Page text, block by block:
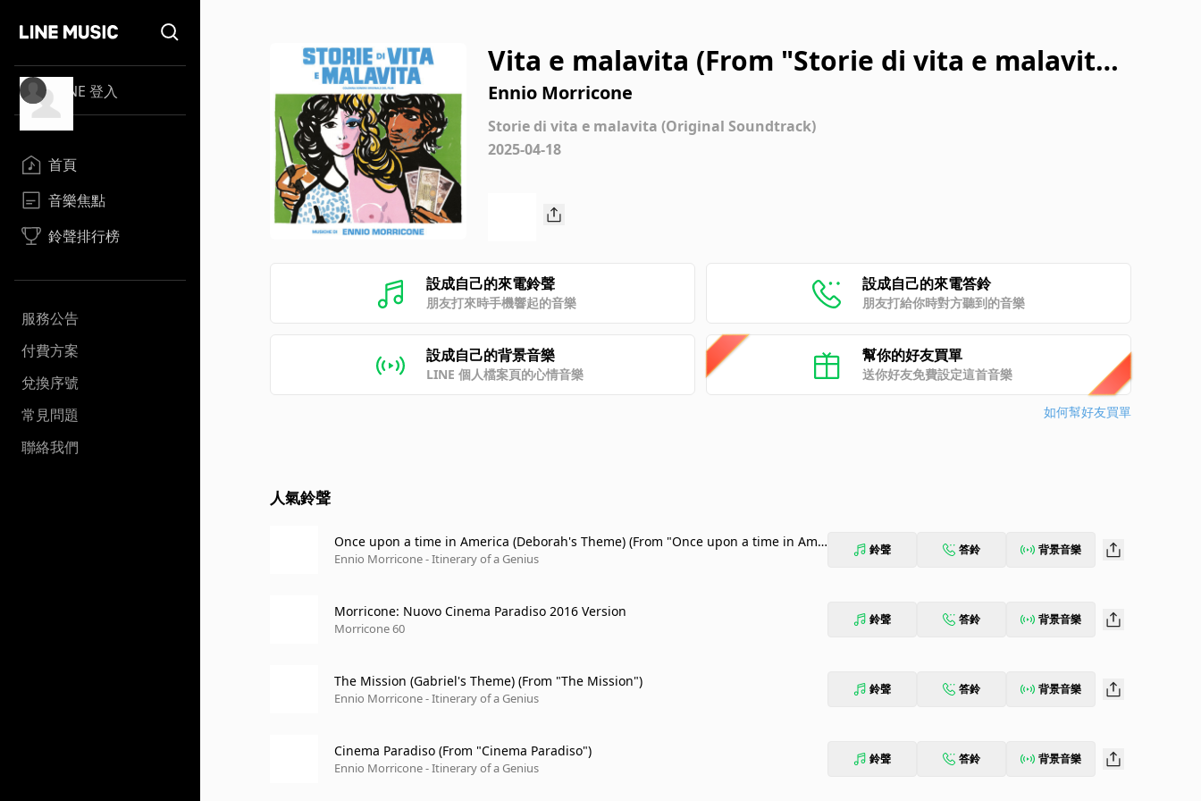
LINE 登入
首頁
音樂焦點
鈴聲排行榜
服務公告
付費方案
兌換序號
常見問題
聯絡我們
Vita e malavita (From "Storie di vita e malavita"
Soundtrack)
Ennio Morricone
Storie di vita e malavita (Original Soundtrack)
2025-04-18
設成自己的來電鈴聲
朋友打來時手機響起的音樂
設成自己的來電答鈴
朋友打給你時對方聽到的音樂
設成自己的背景音樂
LINE 個人檔案頁的心情音樂
幫你的好友買單
送你好友免費設定這首音樂
如何幫好友買單
人氣鈴聲
Once upon a time in America (Deborah's Theme) (From "Once upon a time in Ame
rica")
Ennio Morricone - Itinerary of a Genius
鈴聲 答鈴 背景音樂
Morricone: Nuovo Cinema Paradiso 2016 Version
Morricone 60
鈴聲 答鈴 背景音樂
The Mission (Gabriel's Theme) (From "The Mission")
Ennio Morricone - Itinerary of a Genius
鈴聲 答鈴 背景音樂
Cinema Paradiso (From "Cinema Paradiso")
Ennio Morricone - Itinerary of a Genius
鈴聲 答鈴 背景音樂